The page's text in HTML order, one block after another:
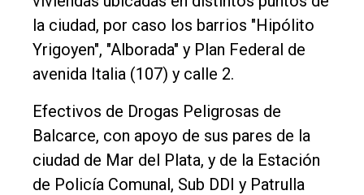
Contacto
la ciudad, por caso los barrios "Hipólito
Yrigoyen", "Alborada" y Plan Federal de
avenida Italia (107) y calle 2.
Efectivos de Drogas Peligrosas de
Balcarce, con apoyo de sus pares de la
ciudad de Mar del Plata, y de la Estación
de Policía Comunal, Sub DDI y Patrulla